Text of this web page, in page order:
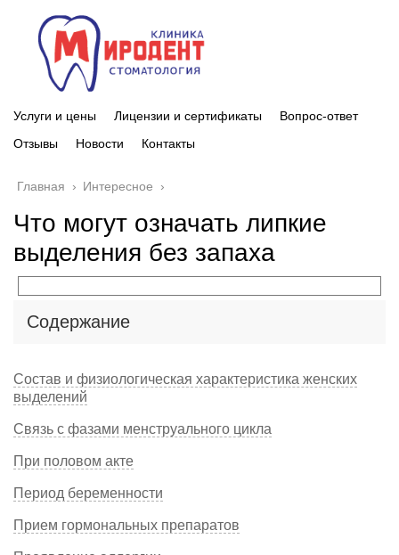
Услуги и цены Лицензии и сертификаты
Вопрос-ответ
Отзывы
Новости Контакты
Главная › Интересное ›
Что могут означать липкие
выделения без запаха
Содержание
Состав и физиологическая характеристика женских
выделений
Связь с фазами менструального цикла
При половом акте
Период беременности
Прием гормональных препаратов